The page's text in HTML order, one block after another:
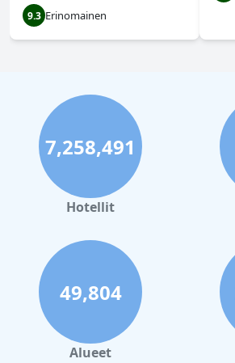
9.3 Erinomainen
7,258,491
Hotellit
49,804
Alueet